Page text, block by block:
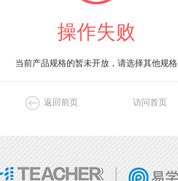
操作失败
当前产品规格的暂未开放，请选择其他规格
返回前页 访问首页